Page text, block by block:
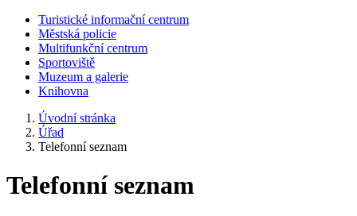
Turistické informační centrum
Městská policie
Multifunkční centrum
Sportoviště
Muzeum a galerie
Knihovna
Úvodní stránka
Úřad
Telefonní seznam
Telefonní seznam